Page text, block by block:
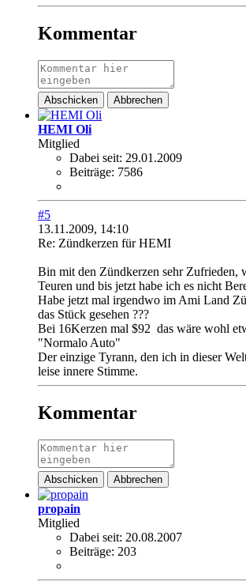
Kommentar
Abschicken Abbrechen
HEMI Oli
Mitglied
Dabei seit: 29.01.2009
Beiträge: 7586
#5
13.11.2009, 14:10
Re: Zündkerzen für HEMI
Bin mit den Zündkerzen sehr Zufrieden,
Teuren und bis jetzt habe ich es nicht
Habe jetzt mal irgendwo im Ami Land
das Stück gesehen ???
Bei 16Kerzen mal $92 das wäre wohl
"Normalo Auto"
Der einzige Tyrann, den ich in dieser
leise innere Stimme.
Kommentar
Abschicken Abbrechen
propain
Mitglied
Dabei seit: 20.08.2007
Beiträge: 203